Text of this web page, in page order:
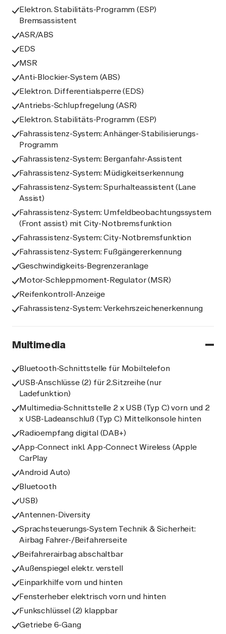
Elektron. Stabilitäts-Programm (ESP)
Bremsassistent
ASR/ABS
EDS
MSR
Anti-Blockier-System (ABS)
Elektron. Differentialsperre (EDS)
Antriebs-Schlupfregelung (ASR)
Elektron. Stabilitäts-Programm (ESP)
Fahrassistenz-System: Anhänger-Stabilisierungs-
Programm
Fahrassistenz-System: Berganfahr-Assistent
Fahrassistenz-System: Müdigkeitserkennung
Fahrassistenz-System: Spurhalteassistent (Lane
Assist)
Fahrassistenz-System: Umfeldbeobachtungssystem
(Front assist) mit City-Notbremsfunktion
Fahrassistenz-System: City-Notbremsfunktion
Fahrassistenz-System: Fußgängererkennung
Geschwindigkeits-Begrenzeranlage
Motor-Schleppmoment-Regulator (MSR)
Reifenkontroll-Anzeige
Fahrassistenz-System: Verkehrszeichenerkennung
Multimedia
Bluetooth-Schnittstelle für Mobiltelefon
USB-Anschlüsse (2) für 2.Sitzreihe (nur
Ladefunktion)
Multimedia-Schnittstelle 2 x USB (Typ C) vorn und 2
x USB-Ladeanschluß (Typ C) Mittelkonsole hinten
Radioempfang digital (DAB+)
App-Connect inkl. App-Connect Wireless (Apple
CarPlay
Android Auto)
Bluetooth
USB)
Antennen-Diversity
Sprachsteuerungs-System Technik & Sicherheit:
Airbag Fahrer-/Beifahrerseite
Beifahrerairbag abschaltbar
Außenspiegel elektr. verstell
Einparkhilfe vorn und hinten
Fensterheber elektrisch vorn und hinten
Funkschlüssel (2) klappbar
Getriebe 6-Gang